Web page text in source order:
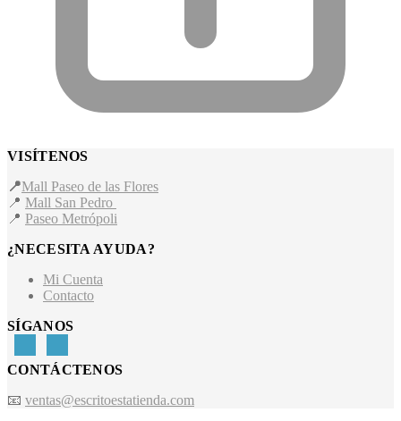
VISÍTENOS
📍Mall Paseo de las Flores
📍 Mall San Pedro
📍 Paseo Metrópoli
¿NECESITA AYUDA?
Mi Cuenta
Contacto
SÍGANOS
CONTÁCTENOS
📧 ventas@escritoestatienda.com